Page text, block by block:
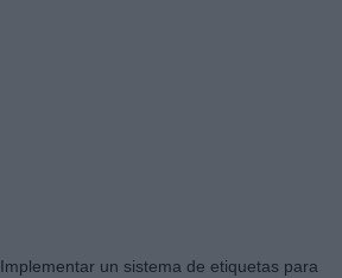
Implementar un sistema de etiquetas para